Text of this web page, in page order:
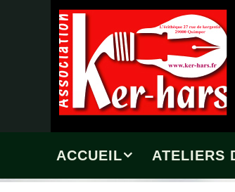
ACCUEIL ATELIERS